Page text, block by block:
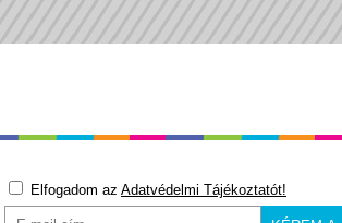
Elfogadom az Adatvédelmi Tájékoztatót!